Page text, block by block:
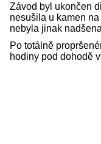
Závod byl ukončen
nesušila u kamen
nebyla jinak
Po totálně
hodiny pod dohodě